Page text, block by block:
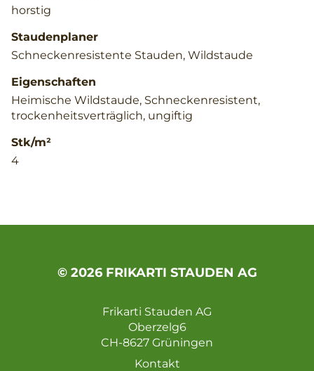
horstig
Staudenplaner
Schneckenresistente Stauden, Wildstaude
Eigenschaften
Heimische Wildstaude, Schneckenresistent,
trockenheitsverträglich, ungiftig
Stk/m²
4
© 2026 FRIKARTI STAUDEN AG
Frikarti Stauden AG
Oberzelg6
CH-8627 Grüningen
Kontakt